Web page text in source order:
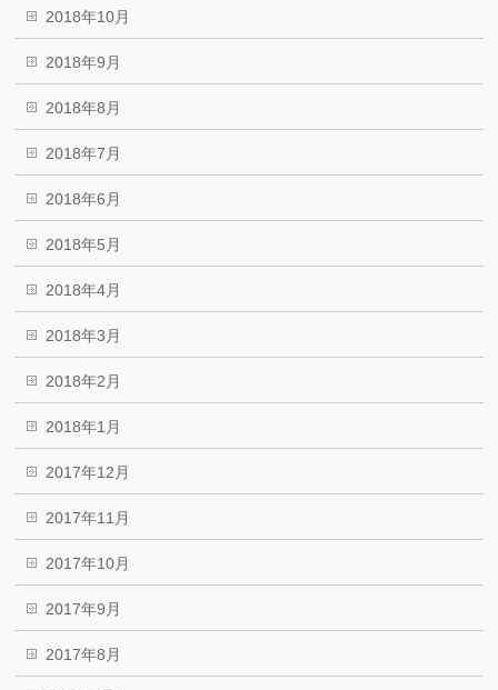
2018年10月
2018年9月
2018年8月
2018年7月
2018年6月
2018年5月
2018年4月
2018年3月
2018年2月
2018年1月
2017年12月
2017年11月
2017年10月
2017年9月
2017年8月